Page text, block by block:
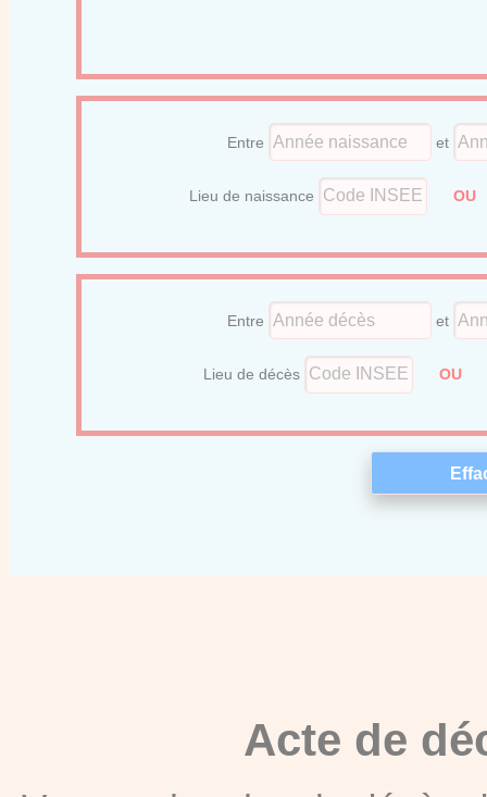
Entre et
Lieu de naissance
Entre et
Lieu de décès OU
Acte de